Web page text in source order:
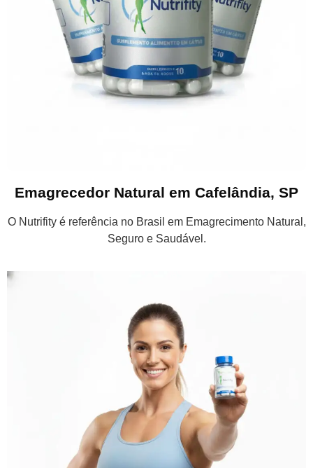
Emagrecedor Natural em Cafelândia, SP
O Nutrifity é referência no Brasil em Emagrecimento Natural,
Seguro e Saudável.